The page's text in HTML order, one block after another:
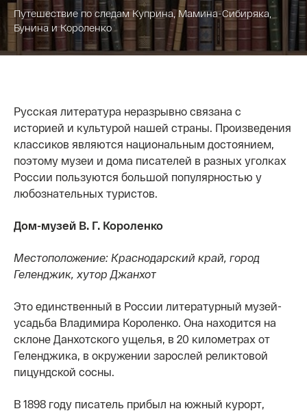
Путешествие по следам Куприна, Мамина-Сибиряка,
Бунина и Короленко
Русская литература неразрывно связана с
историей и культурой нашей страны. Произведения
классиков являются национальным достоянием,
поэтому музеи и дома писателей в разных уголках
России пользуются большой популярностью у
любознательных туристов.
Дом-музей В. Г. Короленко
Местоположение: Краснодарский край, город
Геленджик, хутор Джанхот
Это единственный в России литературный музей-
усадьба Владимира Короленко. Она находится на
склоне Данхотского ущелья, в 20 километрах от
Геленджика, в окружении зарослей реликтовой
пицундской сосны.
В 1898 году писатель прибыл на южный курорт,